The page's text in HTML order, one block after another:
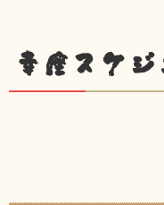
幸座スケ